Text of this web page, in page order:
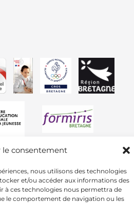
le consentement
nous utilisons des technologies
et/ou accéder aux informations des
à ces technologies nous permettra de
le comportement de navigation ou les